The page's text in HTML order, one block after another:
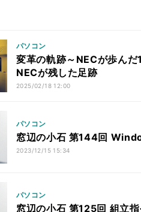
パソコン
変革の軌跡～NECが歩んだ
NECが残した足跡
2025/02/18 12:00
パソコン
窓辺の小石 第144回
2023/12/15 15:34
パソコン
窓辺の小石 第125回 組立